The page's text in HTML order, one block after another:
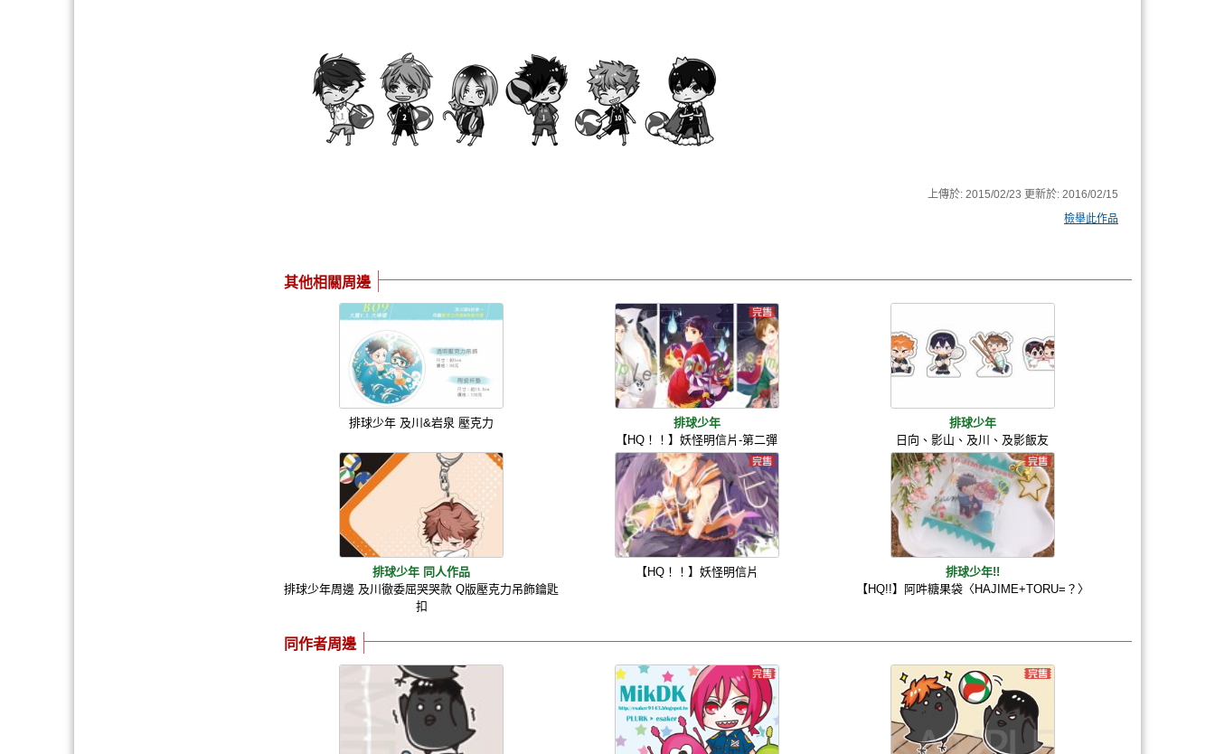
上傳於: 2015/02/23 更新於: 2016/02/15
檢舉此作品
其他相關周邊
排球少年 及川&岩泉 壓克力
排球少年
【HQ！！】妖怪明信片-第二彈
排球少年
日向、影山、及川、及影飯友
排球少年 同人作品
排球少年周邊 及川徹委屈哭哭款 Q版壓克力吊飾鑰匙
扣
【HQ！！】妖怪明信片
排球少年!!
【HQ!!】阿吽糖果袋〈HAJIME+TORU=？〉
同作者周邊